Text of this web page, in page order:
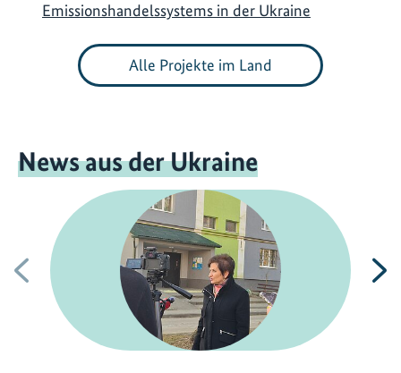
Emissionshandelssystems in der Ukraine
Alle Projekte im Land
News aus der Ukraine
Vorherige